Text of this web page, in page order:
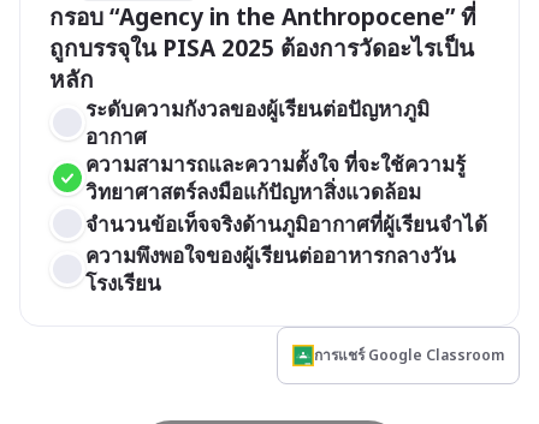
กรอบ “Agency in the Anthropocene” ที่
ถูกบรรจุใน PISA 2025 ต้องการวัดอะไรเป็น
หลัก
ระดับความกังวลของผู้เรียนต่อปัญหาภูมิ
อากาศ
ความสามารถและความตั้งใจ ที่จะใช้ความรู้
วิทยาศาสตร์ลงมือแก้ปัญหาสิ่งแวดล้อม
จำนวนข้อเท็จจริงด้านภูมิอากาศที่ผู้เรียนจำได้
ความพึงพอใจของผู้เรียนต่ออาหารกลางวัน
โรงเรียน
การแชร์ Google Classroom